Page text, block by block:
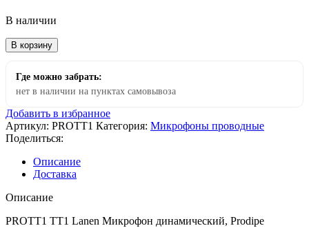
В наличии
В корзину
Где можно забрать:
нет в наличии на пунктах самовывоза
Добавить в избранное
Артикул: PROTT1 Категория: Микрофоны проводные
Поделиться:
Описание
Доставка
Описание
PROTT1 TT1 Lanen Микрофон динамический, Prodipe